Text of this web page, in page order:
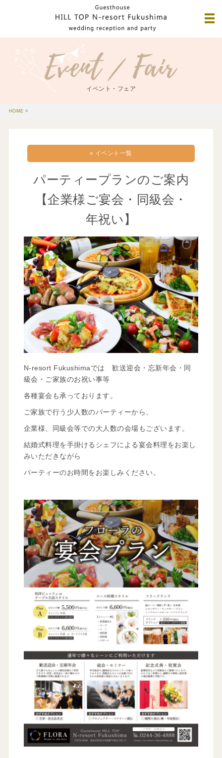
イベント・フェア
HOME >
« イベント一覧
パーティープランのご案内
【企業様ご宴会・同級会・
年祝い】
N-resort Fukushimaでは 歓送迎会・忘新年会・同
級会・ご家族のお祝い事等
各種宴会も承っております。
ご家族で行う少人数のパーティーから、
企業様、同級会等での大人数の会場もございます。
結婚式料理を手掛けるシェフによる宴会料理をお楽し
みいただきながら
パーティーのお時間をお楽しみください。